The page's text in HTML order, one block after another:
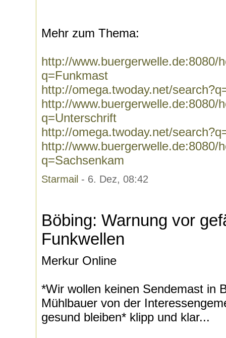
Mehr zum Thema:
http://www.buergerwelle.de:8080/
q=Funkmast
http://omega.twoday.net/
http://www.buergerwelle.de:8080/
q=Unterschrift
http://omega.twoday.net/
http://www.buergerwelle.de:8080/
q=Sachsenkam
Starmail - 6. Dez, 08:42
Böbing: Warnung vor
Funkwellen
Merkur Online
*Wir wollen keinen Sendemast in
Mühlbauer von der
gesund bleiben* klipp und klar...